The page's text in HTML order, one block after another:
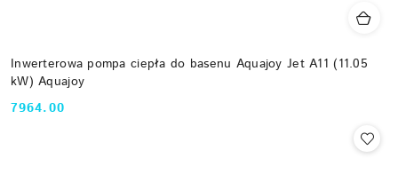
Inwerterowa pompa ciepła do basenu Aquajoy Jet A11 (11.05
kW) Aquajoy
Cena:
7964.00